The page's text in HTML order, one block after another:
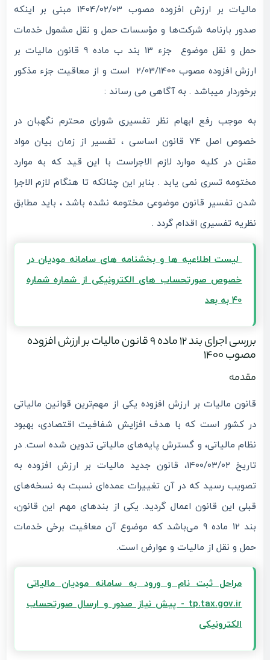
مالیات بر ارزش افزوده مصوب ۱۴۰4/۰2/۰3 مبنی بر اینکه
صدور بارنامه شرکت‌ها و مؤسسات حمل و نقل مشمول خدمات
حمل و نقل موضوع جزء 13 بند ب ماده 9 قانون مالیات بر
ارزش افزوده مصوب 2/03/1400 است و از معاقیت جزء مذکور
برخوردار میباشد . به آگاهی می رساند :
به موجب رفع ابهام نظر تفسیری شورای محترم نگهبان در
خصوص اصل 74 قانون اساسی ، تفسیر از زمان بیان مواد
مقنن در کلیه موارد لازم الاجراست با این قید که به موارد
مختومه تسری نمی یابد . بنابر این چنانکه تا هنگام لازم الاجرا
شدن تفسیر قانون موضوعی مختومه نشده باشد ، باید مطابق
نظریه تفسیری اقدام گردد .
لیست اطلاعیه ها و بخشنامه های سامانه مودیان در
خصوص صورتحساب های الکترونیکی از شماره شماره
40 به بعد
بررسی اجرای بند ۱۲ ماده ۹ قانون مالیات بر ارزش افزوده
مصوب ۱۴۰۰
مقدمه
قانون مالیات بر ارزش افزوده یکی از مهم‌ترین قوانین مالیاتی
در کشور است که با هدف افزایش شفافیت اقتصادی، بهبود
نظام مالیاتی، و گسترش پایه‌های مالیاتی تدوین شده است. در
تاریخ ۱۴۰۰/۰۳/۰۲، قانون جدید مالیات بر ارزش افزوده به
تصویب رسید که در آن تغییرات عمده‌ای نسبت به نسخه‌های
قبلی این قانون اعمال گردید. یکی از بندهای مهم این قانون،
بند ۱۲ ماده ۹ می‌باشد که موضوع آن معافیت برخی خدمات
حمل و نقل از مالیات و عوارض است.
مراحل ثبت نام و ورود به سامانه مودیان مالیاتی
tp.tax.gov.ir - پیش نیاز صدور و ارسال صورتحساب
الکترونیکی